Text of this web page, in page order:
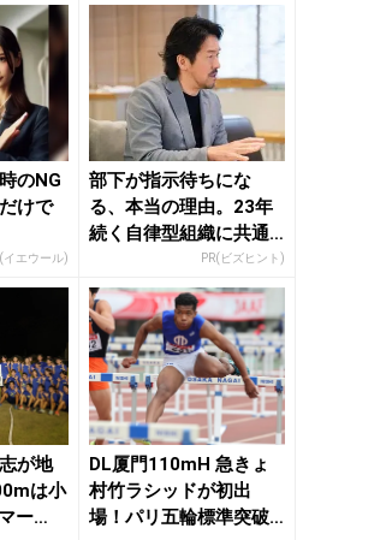
のNG
けで
イエウール)
部下が指示待ちにな
る、本当の理由。23年
続く自律型組織に共通
する「3つの要素」PR(ビズヒント)
が地
は小
ー
DL厦門110mH 急きょ
村竹ラシッドが初出
場！パリ五輪標準突破